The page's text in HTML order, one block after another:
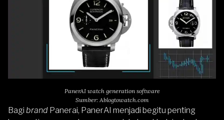
PanerAI watch generation software
Sumber: Ablogtowatch.com
Bagi brand Panerai, PanerAI menjadi begitu penting